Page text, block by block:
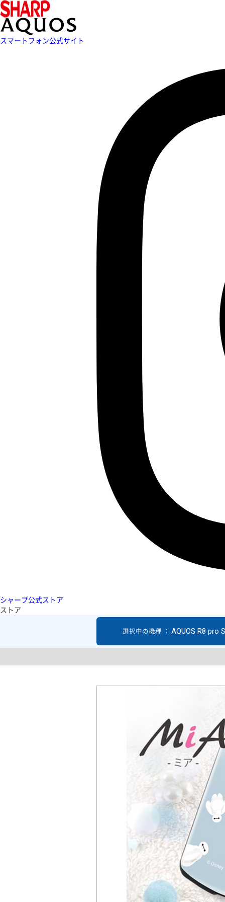
スマートフォン公式サイト
シャープ公式ストア
ストア
選択中の機種 ： AQUOS R8 pro